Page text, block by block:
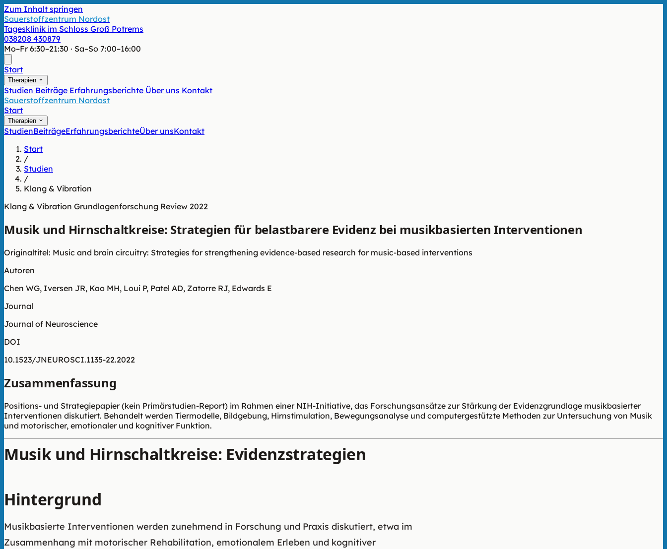
Zum Inhalt springen
Sauerstoffzentrum Nordost
Tagesklinik im Schloss Groß Potrems
038208 430879
Mo–Fr 6:30–21:30 · Sa–So 7:00–16:00
Start
Therapien
Studien Beiträge Erfahrungsberichte Über uns Kontakt
Sauerstoffzentrum Nordost
Start
Therapien
StudienBeiträgeErfahrungsberichteÜber unsKontakt
Start
/
Studien
/
Klang & Vibration
Klang & Vibration Grundlagenforschung Review 2022
Musik und Hirnschaltkreise: Strategien für belastbarere Evidenz bei musikbasierten Interventionen
Originaltitel: Music and brain circuitry: Strategies for strengthening evidence-based research for music-based interventions
Autoren
Chen WG, Iversen JR, Kao MH, Loui P, Patel AD, Zatorre RJ, Edwards E
Journal
Journal of Neuroscience
DOI
10.1523/JNEUROSCI.1135-22.2022
Zusammenfassung
Positions- und Strategiepapier (kein Primärstudien-Report) im Rahmen einer NIH-Initiative, das Forschungsansätze zur Stärkung der Evidenzgrundlage musikbasierter
Interventionen diskutiert. Behandelt werden Tiermodelle, Bildgebung, Hirnstimulation, Bewegungsanalyse und computergestützte Methoden zur Untersuchung von Musik
und motorischer, emotionaler und kognitiver Funktion.
Musik und Hirnschaltkreise: Evidenzstrategien
Hintergrund
Musikbasierte Interventionen werden zunehmend in Forschung und Praxis diskutiert, etwa im
Zusammenhang mit motorischer Rehabilitation, emotionalem Erleben und kognitiver